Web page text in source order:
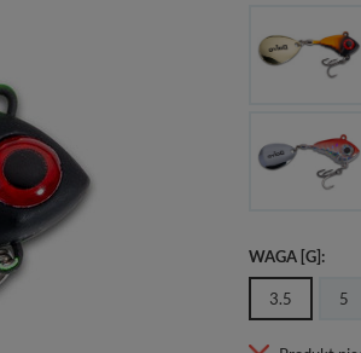
WAGA [G]
3.5 5